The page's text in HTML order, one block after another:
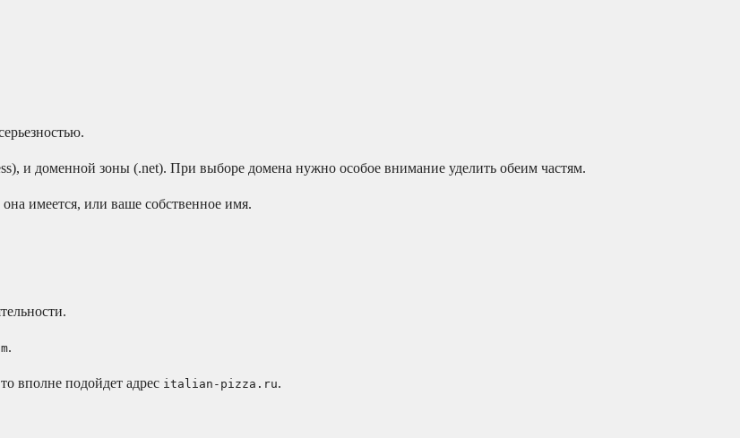
и доменной зоны (.net). При выборе домена нужно особое внимание уделить обеим частям.
имеется, или ваше собственное имя.
.
вполне подойдет адрес italian-pizza.ru.